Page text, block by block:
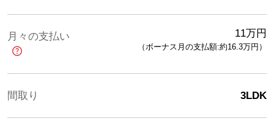
月々の支払い 11万円
（ボーナス月の支払額:約16.3万円 ）
間取り 3LDK